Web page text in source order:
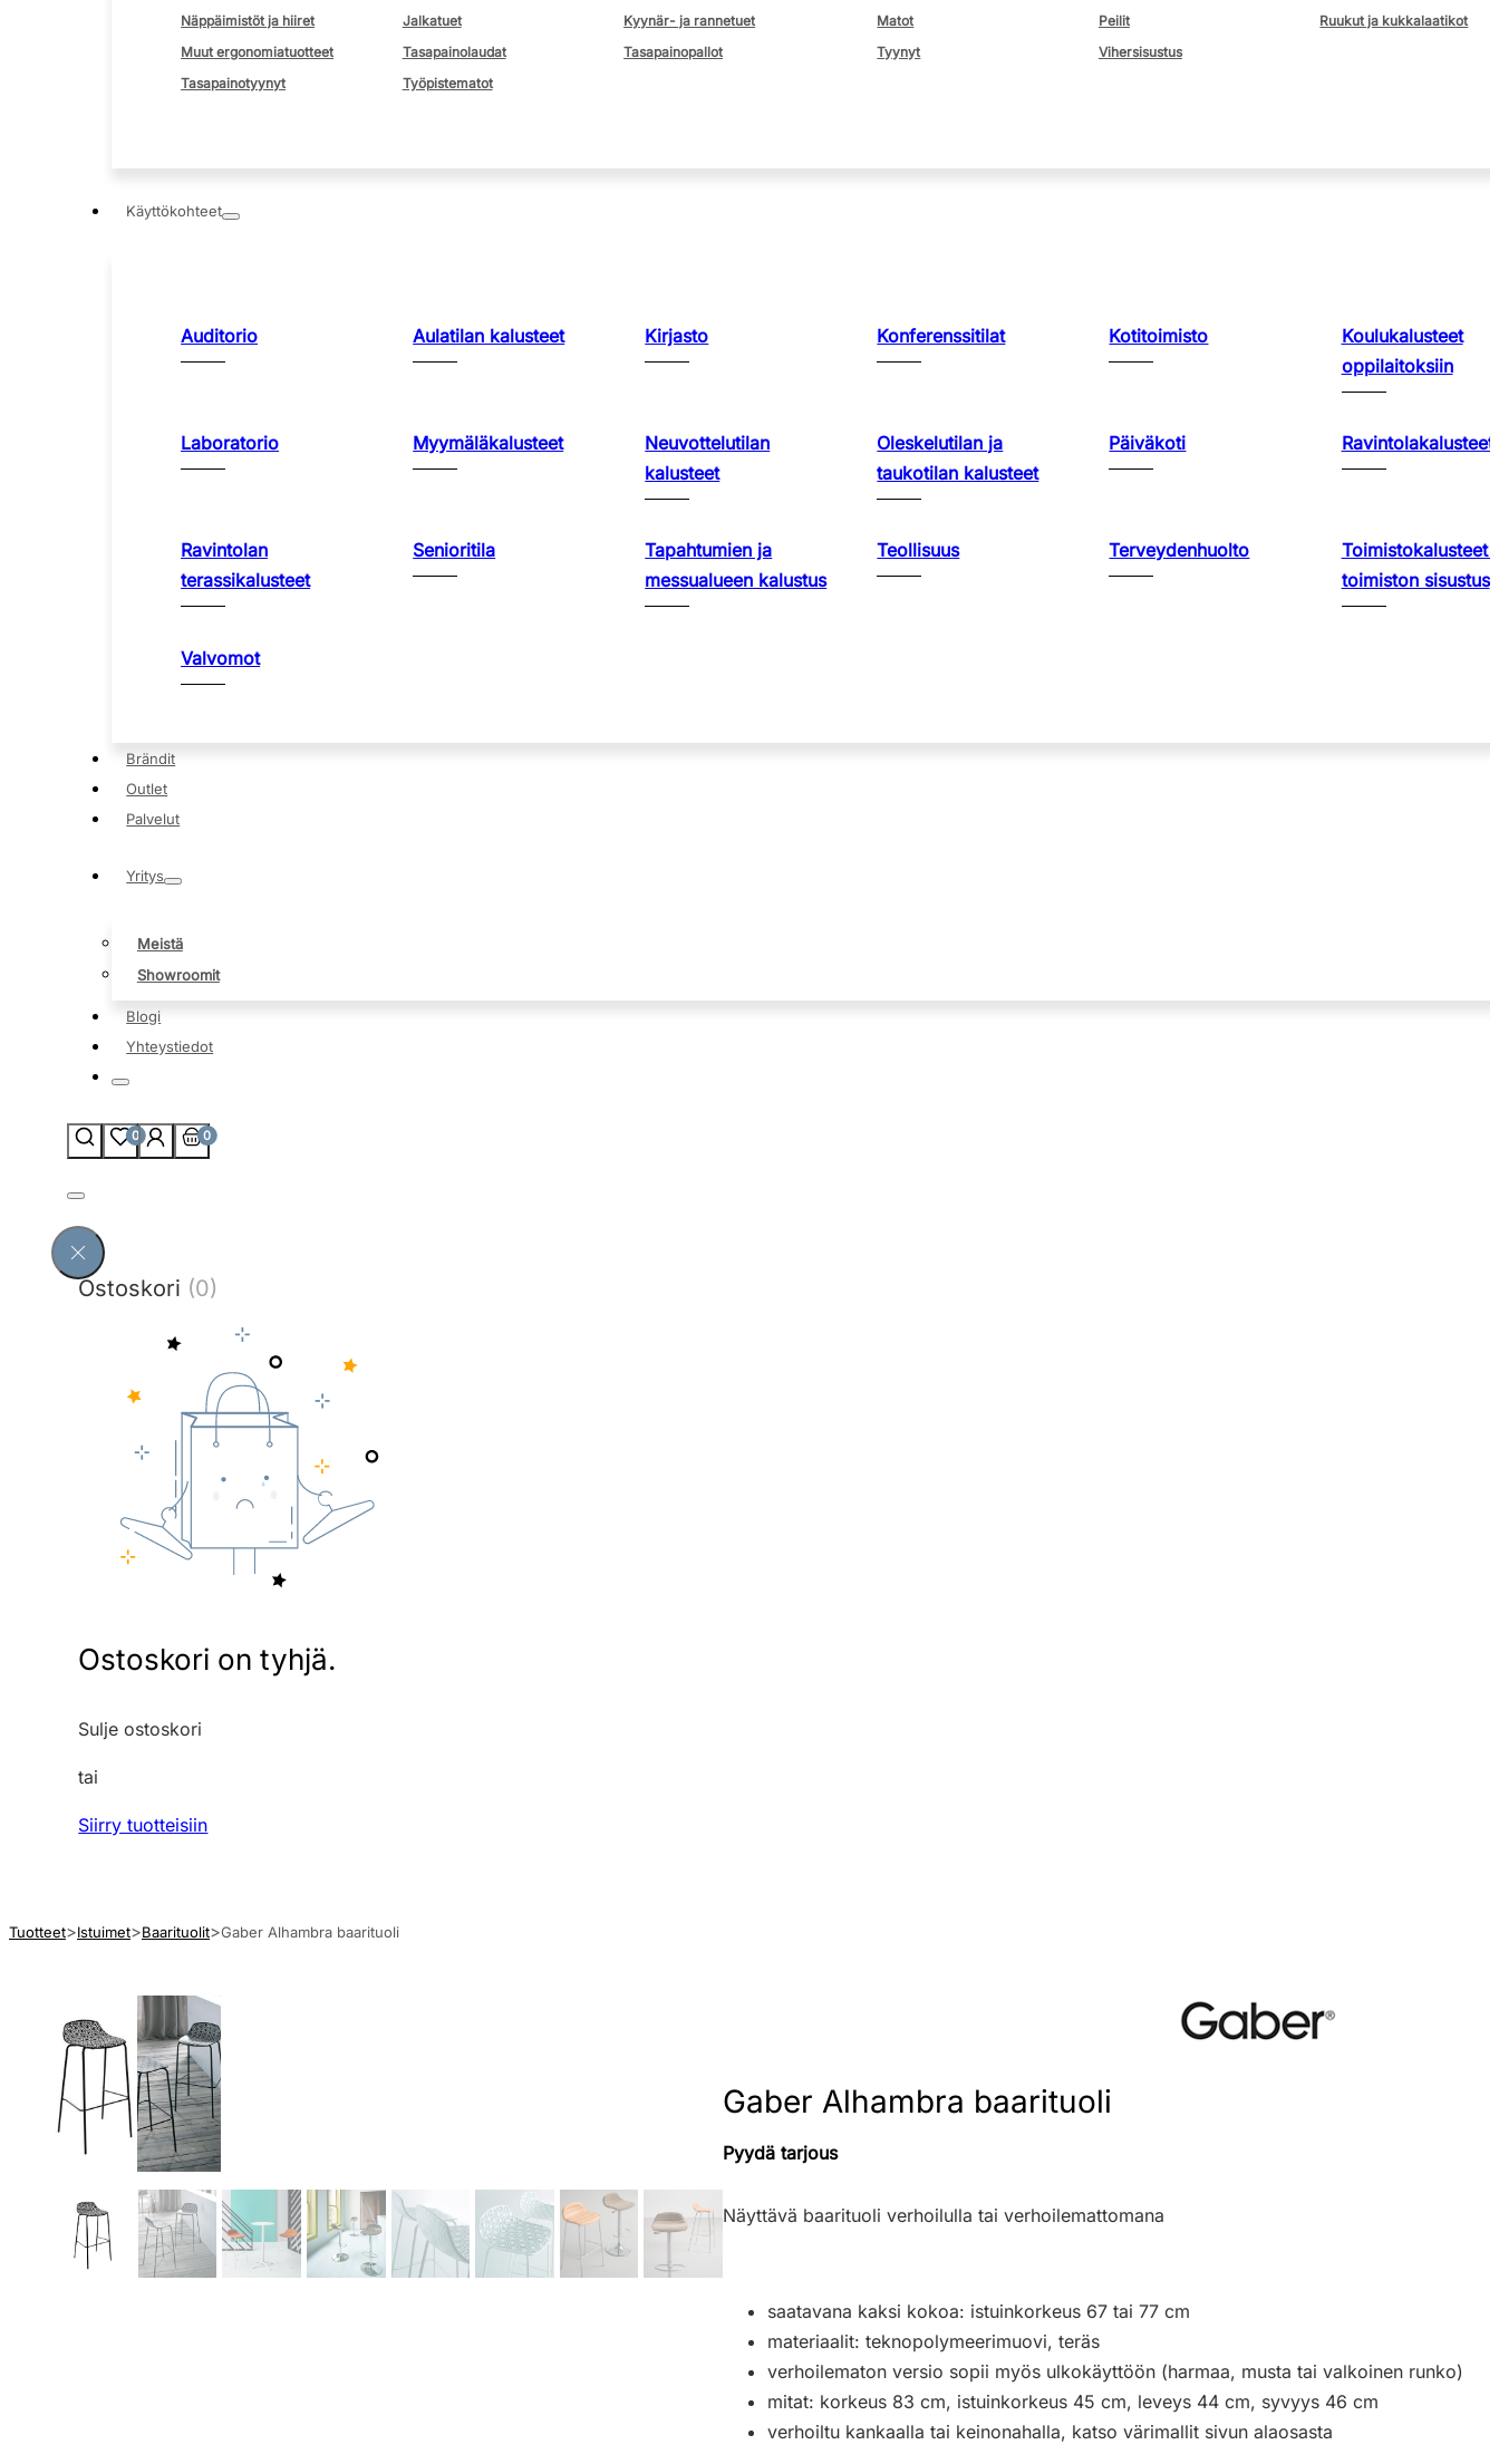
Näppäimistöt ja hiiret
Jalkatuet
Kyynär- ja rannetuet
Muut ergonomiatuotteet
Tasapainolaudat
Tasapainopallot
Tasapainotyynyt
Työpistematot
Matot
Peilit
Ruukut ja kukkalaatikot
Tyynyt
Vihersisustus
Käyttökohteet
Auditorio Aulatilan kalusteet Kirjasto Konferenssitilat Kotitoimisto
Koulukalusteet
oppilaitoksiin
Laboratorio Myymäläkalusteet
Neuvottelutilan
kalusteet
Oleskelutilan ja
taukotilan kalusteet
Päiväkoti Ravintolakalusteet
Ravintolan
terassikalusteet
Senioritila
Tapahtumien ja
messualueen kalustus
Teollisuus Terveydenhuolto
Toimistokalusteet
toimiston sisustus
Valvomot
Brändit
Outlet
Palvelut
Yritys
Meistä
Showroomit
Blogi
Yhteystiedot
0 0
Ostoskori (0)
Ostoskori on tyhjä.
Sulje ostoskori
tai
Siirry tuotteisiin
Tuotteet Istuimet Baarituolit Gaber Alhambra baarituoli
Gaber Alhambra baarituoli
Pyydä tarjous
Näyttävä baarituoli verhoilulla tai verhoilemattomana
saatavana kaksi kokoa: istuinkorkeus 67 tai 77 cm
materiaalit: teknopolymeerimuovi, teräs
verhoilematon versio sopii myös ulkokäyttöön (harmaa, musta tai valkoinen runko)
mitat: korkeus 83 cm, istuinkorkeus 45 cm, leveys 44 cm, syvyys 46 cm
verhoiltu kankaalla tai keinonahalla, katso värimallit sivun alaosasta